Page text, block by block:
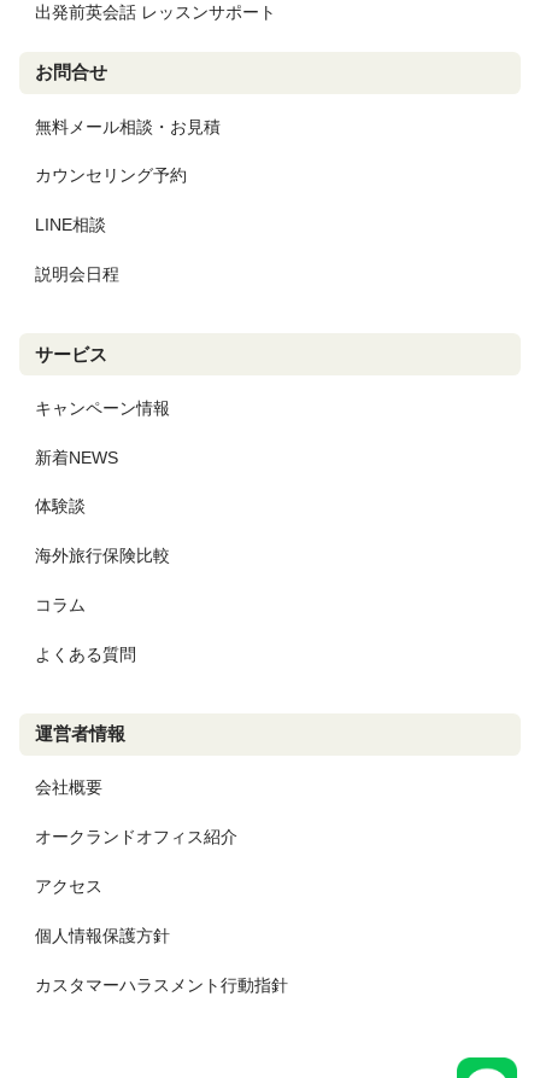
出発前英会話 レッスンサポート
お問合せ
無料メール相談・お見積
カウンセリング予約
LINE相談
説明会日程
サービス
キャンペーン情報
新着NEWS
体験談
海外旅行保険比較
コラム
よくある質問
運営者情報
会社概要
オークランドオフィス紹介
アクセス
個人情報保護方針
カスタマーハラスメント行動指針